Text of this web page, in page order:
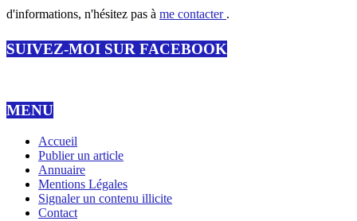
d'informations, n'hésitez pas à me contacter .
SUIVEZ-MOI SUR FACEBOOK
MENU
Accueil
Publier un article
Annuaire
Mentions Légales
Signaler un contenu illicite
Contact